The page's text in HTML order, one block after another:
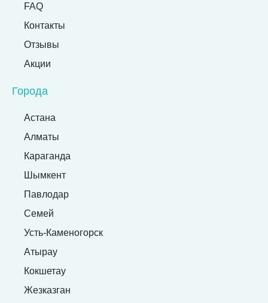
FAQ
Контакты
Отзывы
Акции
Города
Астана
Алматы
Караганда
Шымкент
Павлодар
Семей
Усть-Каменогорск
Атырау
Кокшетау
Жезказган